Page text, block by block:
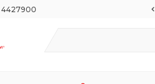
4427900 PLATNIM KARTICAMA!